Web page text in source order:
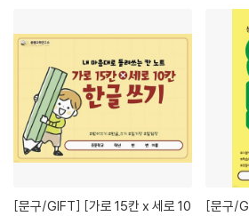
[문구/GIFT] [문구/